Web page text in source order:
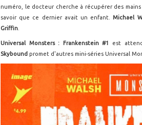
numéro, le docteur cherche à récupérer des
savoir que ce dernier avait un enfant.Michael
Griffin
Universal Monsters : Frankenstein #1 est
Skybound promet d'autres mini-séries Universal